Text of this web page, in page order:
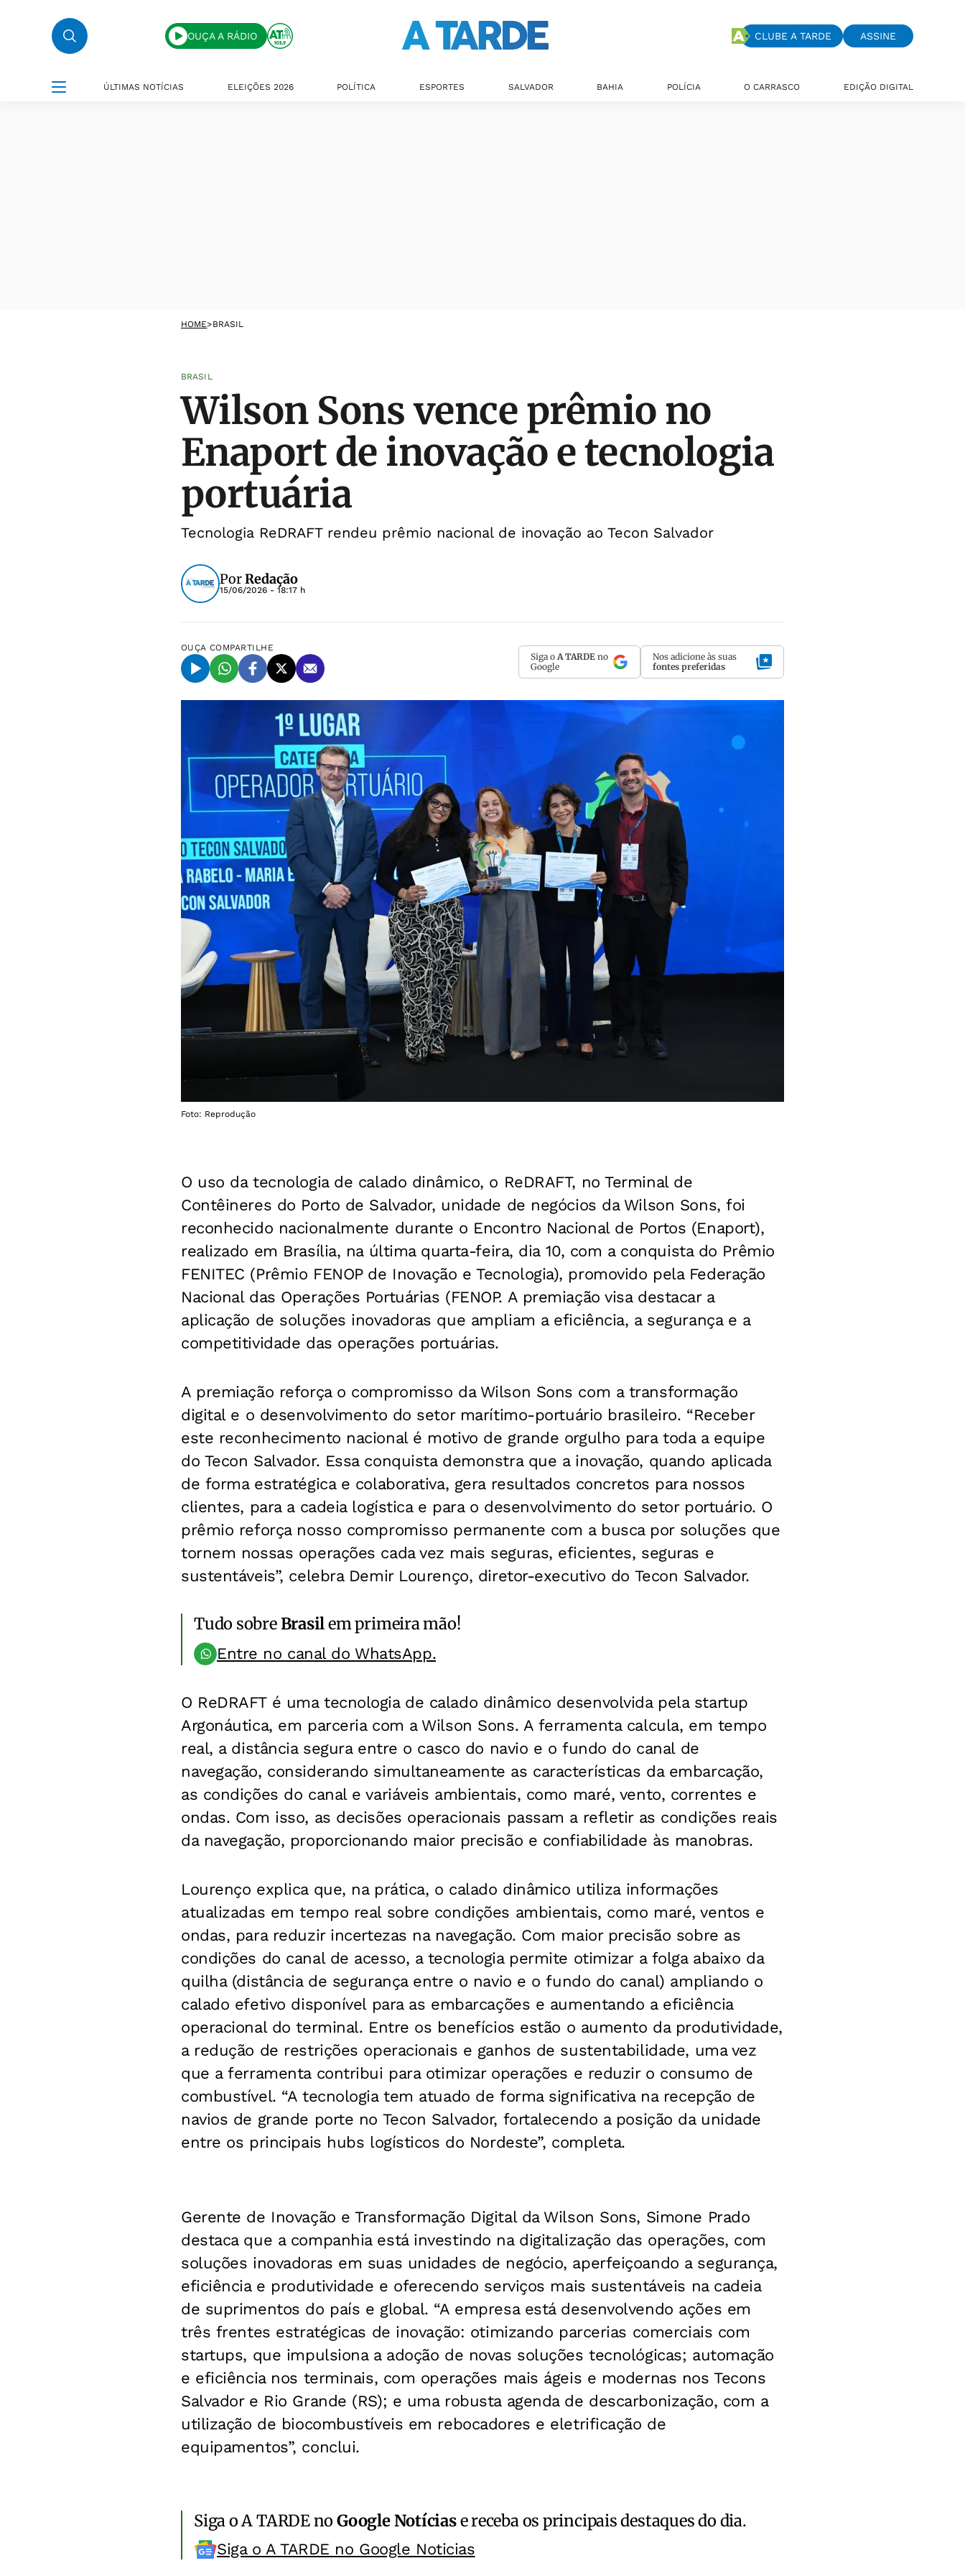
OUÇA A RÁDIO CLUBE A TARDE ASSINE
ÚLTIMAS NOTÍCIAS ELEIÇÕES 2026 POLÍTICA ESPORTES SALVADOR BAHIA POLÍCIA O CARRASCO EDIÇÃO DIGITAL
HOME>BRASIL
BRASIL
Wilson Sons vence prêmio no
Enaport de inovação e tecnologia
portuária
Tecnologia ReDRAFT rendeu prêmio nacional de inovação ao Tecon Salvador
PorRedação
15/06/2026 - 18:17 h
OUÇA COMPARTILHE
Siga o A TARDE no
Google
Nos adicione às suas
fontes preferidas
Foto: Reprodução
O uso da tecnologia de calado dinâmico, o ReDRAFT, no Terminal de
Contêineres do Porto de Salvador, unidade de negócios da Wilson Sons, foi
reconhecido nacionalmente durante o Encontro Nacional de Portos (Enaport),
realizado em Brasília, na última quarta-feira, dia 10, com a conquista do Prêmio
FENITEC (Prêmio FENOP de Inovação e Tecnologia), promovido pela Federação
Nacional das Operações Portuárias (FENOP. A premiação visa destacar a
aplicação de soluções inovadoras que ampliam a eficiência, a segurança e a
competitividade das operações portuárias.
A premiação reforça o compromisso da Wilson Sons com a transformação
digital e o desenvolvimento do setor marítimo-portuário brasileiro. “Receber
este reconhecimento nacional é motivo de grande orgulho para toda a equipe
do Tecon Salvador. Essa conquista demonstra que a inovação, quando aplicada
de forma estratégica e colaborativa, gera resultados concretos para nossos
clientes, para a cadeia logística e para o desenvolvimento do setor portuário. O
prêmio reforça nosso compromisso permanente com a busca por soluções que
tornem nossas operações cada vez mais seguras, eficientes, seguras e
sustentáveis”, celebra Demir Lourenço, diretor-executivo do Tecon Salvador.
Tudo sobreBrasilem primeira mão!
Entre no canal do WhatsApp.
O ReDRAFT é uma tecnologia de calado dinâmico desenvolvida pela startup
Argonáutica, em parceria com a Wilson Sons. A ferramenta calcula, em tempo
real, a distância segura entre o casco do navio e o fundo do canal de
navegação, considerando simultaneamente as características da embarcação,
as condições do canal e variáveis ambientais, como maré, vento, correntes e
ondas. Com isso, as decisões operacionais passam a refletir as condições reais
da navegação, proporcionando maior precisão e confiabilidade às manobras.
Lourenço explica que, na prática, o calado dinâmico utiliza informações
atualizadas em tempo real sobre condições ambientais, como maré, ventos e
ondas, para reduzir incertezas na navegação. Com maior precisão sobre as
condições do canal de acesso, a tecnologia permite otimizar a folga abaixo da
quilha (distância de segurança entre o navio e o fundo do canal) ampliando o
calado efetivo disponível para as embarcações e aumentando a eficiência
operacional do terminal. Entre os benefícios estão o aumento da produtividade,
a redução de restrições operacionais e ganhos de sustentabilidade, uma vez
que a ferramenta contribui para otimizar operações e reduzir o consumo de
combustível. “A tecnologia tem atuado de forma significativa na recepção de
navios de grande porte no Tecon Salvador, fortalecendo a posição da unidade
entre os principais hubs logísticos do Nordeste”, completa.
Gerente de Inovação e Transformação Digital da Wilson Sons, Simone Prado
destaca que a companhia está investindo na digitalização das operações, com
soluções inovadoras em suas unidades de negócio, aperfeiçoando a segurança,
eficiência e produtividade e oferecendo serviços mais sustentáveis na cadeia
de suprimentos do país e global. “A empresa está desenvolvendo ações em
três frentes estratégicas de inovação: otimizando parcerias comerciais com
startups, que impulsiona a adoção de novas soluções tecnológicas; automação
e eficiência nos terminais, com operações mais ágeis e modernas nos Tecons
Salvador e Rio Grande (RS); e uma robusta agenda de descarbonização, com a
utilização de biocombustíveis em rebocadores e eletrificação de
equipamentos”, conclui.
Siga o A TARDE noGoogle Notíciase receba os principais destaques do dia.
Siga o A TARDE no Google Noticias